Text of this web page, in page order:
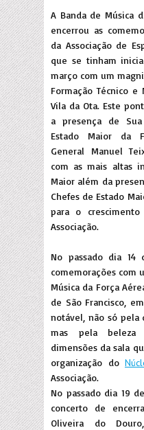
A Banda de Música
encerrou as
da Associação de
que se tinham
março com um
Formação Técnico
Vila da Ota. Este
a presença de
Estado Maior da
General Manuel
com as mais altas
Maior além da
Chefes de Estado
para o
Associação.
No passado dia 14
comemorações com
Música da Força
de São Francisco,
notável, não só pela
mas pela
dimensões da sala
organização do
Associação.
No passado dia 19
concerto de
Oliveira do